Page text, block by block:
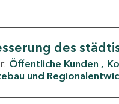
des
Öffentliche Kunden
und